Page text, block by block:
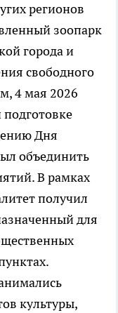
регионов
зоопарк
города и
свободного
4 мая 2026
Дня
объединить
В рамках
получил
для
культуры,